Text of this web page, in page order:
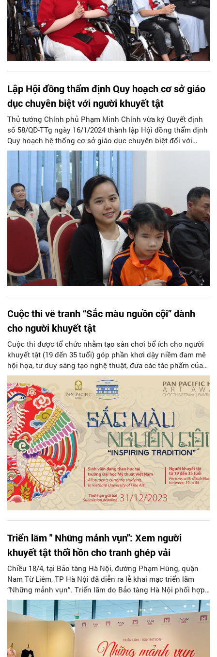
Lập Hội đồng thẩm định Quy hoạch cơ sở giáo
dục chuyên biệt với người khuyết tật
Thủ tướng Chính phủ Phạm Minh Chính vừa ký Quyết định
số 58/QĐ-TTg ngày 16/1/2024 thành lập Hội đồng thẩm định
Quy hoạch hệ thống cơ sở giáo dục chuyên biệt đối với
người khuyết tật và hệ thống trung tâm hỗ trợ phát triển
giáo dục hòa nhập thời kỳ 2021 - 2030, tầm nhìn đến năm
2050.
Cuộc thi vẽ tranh “Sắc màu nguồn cội” dành
cho người khuyết tật
Cuộc thi được tổ chức nhằm tạo sân chơi bổ ích cho người
khuyết tật (19 đến 35 tuổi) góp phần khơi dậy niềm đam mê
hội họa, tư duy sáng tạo nghệ thuật, đưa các tác phẩm của
họ đến gần hơn tới cộng đồng.
Triển lãm " Những mảnh vụn": Xem người
khuyết tật thổi hồn cho tranh ghép vải
Chiều 18/4, tại Bảo tàng Hà Nội, đường Phạm Hùng, quận
Nam Từ Liêm, TP Hà Nội đã diễn ra lễ khai mạc triển lãm
“Những mảnh vụn”. Triển lãm do Bảo tàng Hà Nội phối hợp
với Hợp tác xã Vụn Art tổ chức là một hoạt động hoạt động
thiết thực hướng tới kỷ niệm ngày bảo vệ, chăm sóc người
khuyết tật Việt Nam đồng thời góp phần lan tỏa những giá
trị tốt đẹp về nghị lực sống, vượt khó, vươn lên của những
người khuyết tật.